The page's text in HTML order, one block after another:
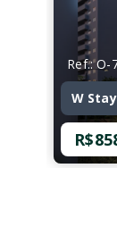
Ref.: O-
W